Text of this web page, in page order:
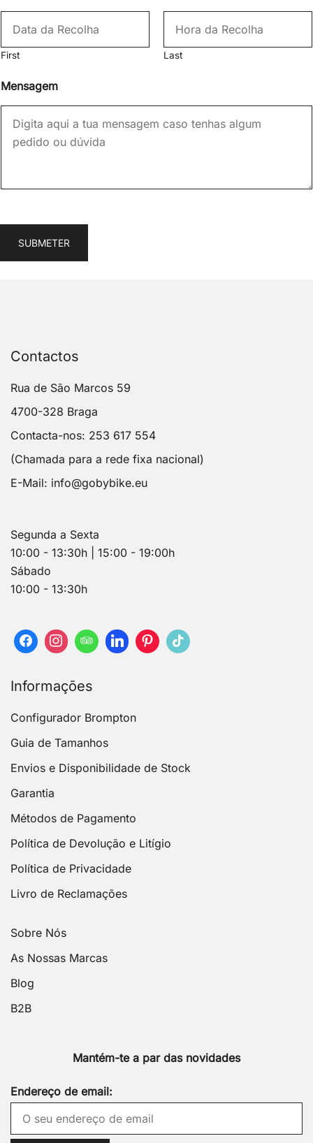
First Last
Mensagem
SUBMETER
Contactos
Rua de São Marcos 59
4700-328 Braga
Contacta-nos: 253 617 554
(Chamada para a rede fixa nacional)
E-Mail: info@gobybike.eu
Segunda a Sexta
10:00 - 13:30h | 15:00 - 19:00h
Sábado
10:00 - 13:30h
Informações
Configurador Brompton
Guia de Tamanhos
Envios e Disponibilidade de Stock
Garantia
Métodos de Pagamento
Política de Devolução e Litígio
Política de Privacidade
Livro de Reclamações
Sobre Nós
As Nossas Marcas
Blog
B2B
Mantém-te a par das novidades
Endereço de email: